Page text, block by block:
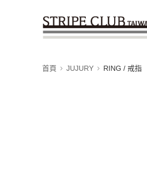
首頁 JUJURY RING / 戒指